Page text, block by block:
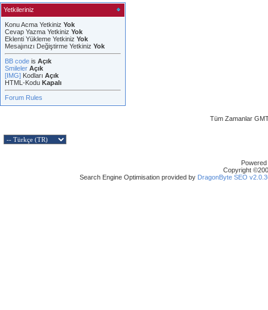
Yetkileriniz
Konu Acma Yetkiniz Yok
Cevap Yazma Yetkiniz Yok
Eklenti Yükleme Yetkiniz Yok
Mesajınızı Değiştirme Yetkiniz Yok
BB code is Açık
Smileler Açık
[IMG] Kodları Açık
HTML-Kodu Kapalı
Forum Rules
Tüm Zamanlar
Copyright
Search Engine Optimisation provided by DragonByte SEO